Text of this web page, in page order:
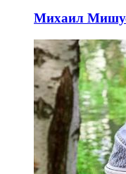
Михаил